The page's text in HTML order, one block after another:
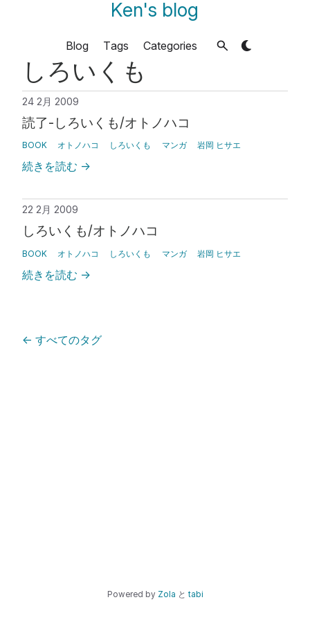
Ken's blog
Blog Tags Categories
しろいくも
24 2月 2009
読了-しろいくも/オトノハコ
BOOK オトノハコ しろいくも マンガ 岩岡 ヒサエ
続きを読む →
22 2月 2009
しろいくも/オトノハコ
BOOK オトノハコ しろいくも マンガ 岩岡 ヒサエ
続きを読む →
← すべてのタグ
Powered by Zola と tabi